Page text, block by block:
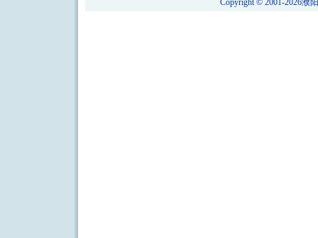
Copyright © 2001-2026濮